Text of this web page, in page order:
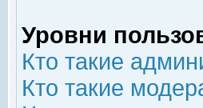
Уровни
Кто такие
Кто такие